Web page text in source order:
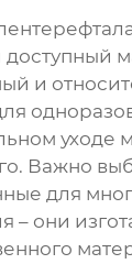
и
уходе
Важно
для
– они